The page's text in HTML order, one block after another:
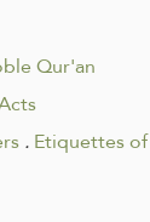
Qur'an
.Etiquettes